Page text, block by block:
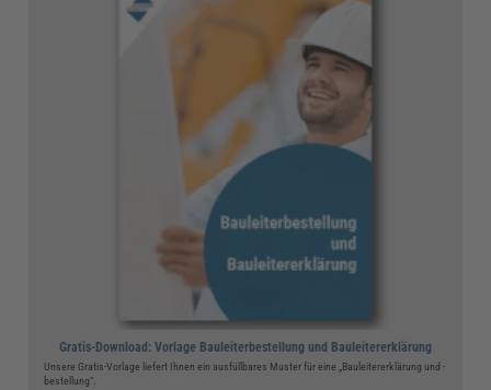
Gratis-Download: Vorlage Bauleiterbestellung und Bauleitererklärung
Unsere Gratis-Vorlage liefert Ihnen ein ausfüllbares Muster für eine „Bauleitererklärung und -
bestellung“.